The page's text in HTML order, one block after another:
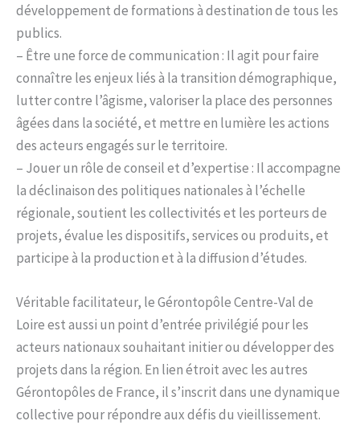
développement de formations à destination de tous les
publics.
– Être une force de communication : Il agit pour faire
connaître les enjeux liés à la transition démographique,
lutter contre l’âgisme, valoriser la place des personnes
âgées dans la société, et mettre en lumière les actions
des acteurs engagés sur le territoire.
– Jouer un rôle de conseil et d’expertise : Il accompagne
la déclinaison des politiques nationales à l’échelle
régionale, soutient les collectivités et les porteurs de
projets, évalue les dispositifs, services ou produits, et
participe à la production et à la diffusion d’études.
Véritable facilitateur, le Gérontopôle Centre-Val de
Loire est aussi un point d’entrée privilégié pour les
acteurs nationaux souhaitant initier ou développer des
projets dans la région. En lien étroit avec les autres
Gérontopôles de France, il s’inscrit dans une dynamique
collective pour répondre aux défis du vieillissement.